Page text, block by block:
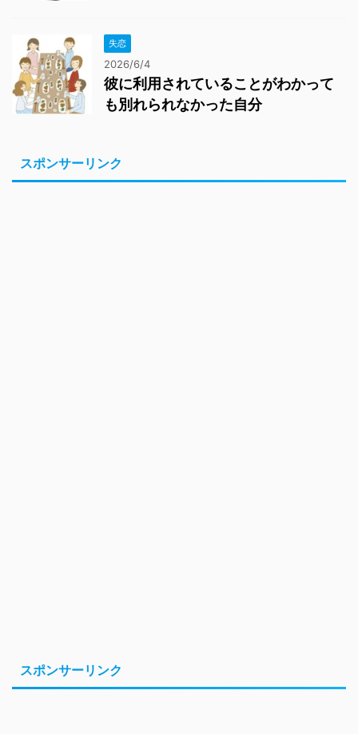
失恋
2026/6/4
彼に利用されていることがわかって
も別れられなかった自分
スポンサーリンク
スポンサーリンク